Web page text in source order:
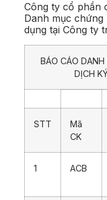
Công ty cổ phần
Danh mục
dụng tại Công ty
BÁO CÁO
DỊCH
STT
Mã
CK
1 ACB